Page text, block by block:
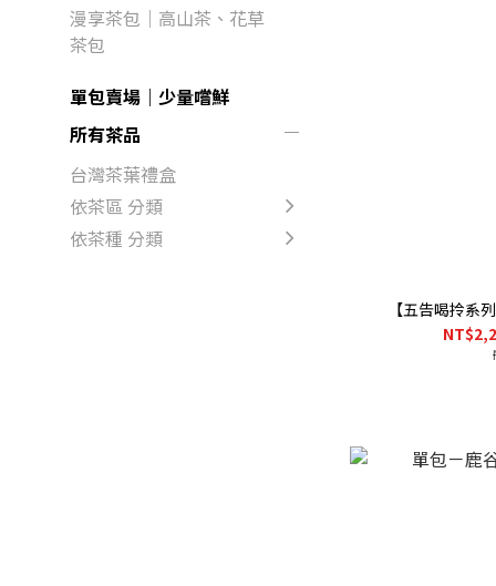
漫享茶包｜高山茶、花草
茶包
單包賣場｜少量嚐鮮
所有茶品
台灣茶葉禮盒
依茶區 分類
依茶種 分類
【五告喝拎系